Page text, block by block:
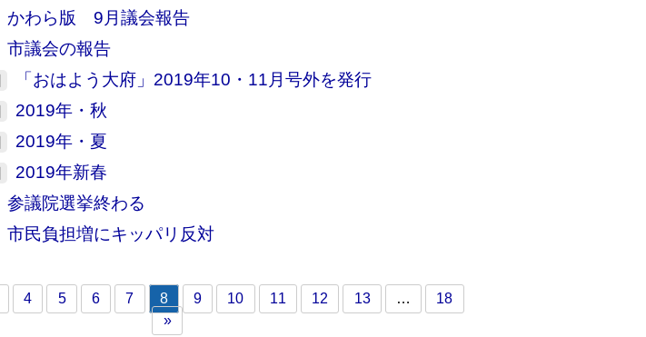
かわら版 9月議会報告
市議会の報告
「おはよう大府」2019年10・11月号外を発行
2019年・秋
2019年・夏
2019年新春
参議院選挙終わる
市民負担増にキッパリ反対
4 5 6 7 8 9 10 11 12 13 …
18
»